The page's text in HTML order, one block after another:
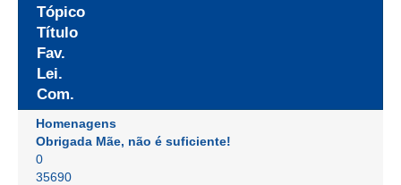
Tópico
Título
Fav.
Lei.
Com.
Homenagens
Obrigada Mãe, não é suficiente!
0
35690